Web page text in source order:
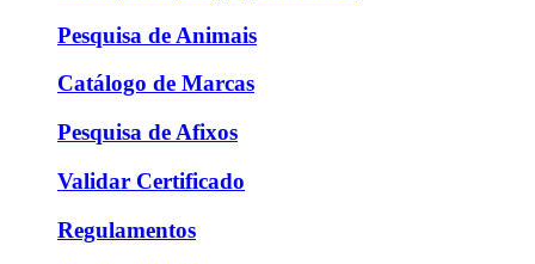
Pesquisa de Animais
Catálogo de Marcas
Pesquisa de Afixos
Validar Certificado
Regulamentos